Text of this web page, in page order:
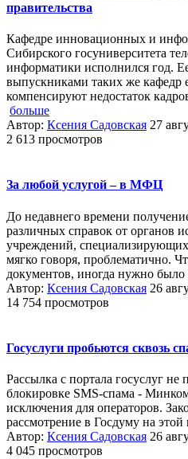
правительства
Кафедре инновационных и
Сибирского госуниверситета
информатики исполнился год.
выпускниками таких же кафедр
компенсируют недостаток
больше
Автор: Ксения Садовская 27
2 613 просмотров
За любой услугой – в МФЦ
До недавнего времени
различных справок от органов
учреждений,
мягко говоря, проблематично.
документов, иногда нужно было
Автор: Ксения Садовская 26
14 754 просмотров
Госуслуги пробьются сквозь
Рассылка с портала госуслуг не
блокировке SMS-спама -
исключения для операторов.
рассмотрение в Госдуму на этой
Автор: Ксения Садовская 26
4 045 просмотров